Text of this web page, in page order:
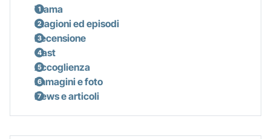
Trama
Stagioni ed episodi
Recensione
Cast
Accoglienza
Immagini e foto
News e articoli